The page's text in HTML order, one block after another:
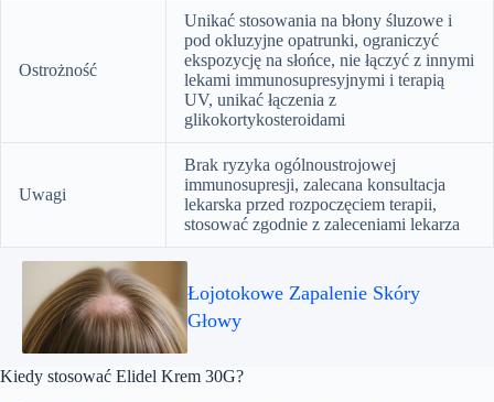
Ostrożność
Unikać stosowania na błony śluzowe i
pod okluzyjne opatrunki, ograniczyć
ekspozycję na słońce, nie łączyć z innymi
lekami immunosupresyjnymi i terapią
UV, unikać łączenia z
glikokortykosteroidami
Uwagi
Brak ryzyka ogólnoustrojowej
immunosupresji, zalecana konsultacja
lekarska przed rozpoczęciem terapii,
stosować zgodnie z zaleceniami lekarza
Łojotokowe Zapalenie Skóry
Głowy
Kiedy stosować Elidel Krem 30G?